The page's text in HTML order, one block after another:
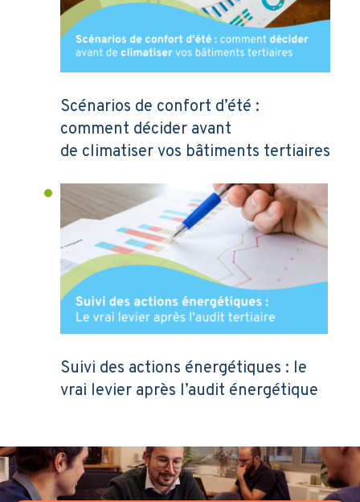
Scénarios de confort d’été :
comment décider avant
de climatiser vos bâtiments tertiaires
Suivi des actions énergétiques : le
vrai levier après l’audit énergétique